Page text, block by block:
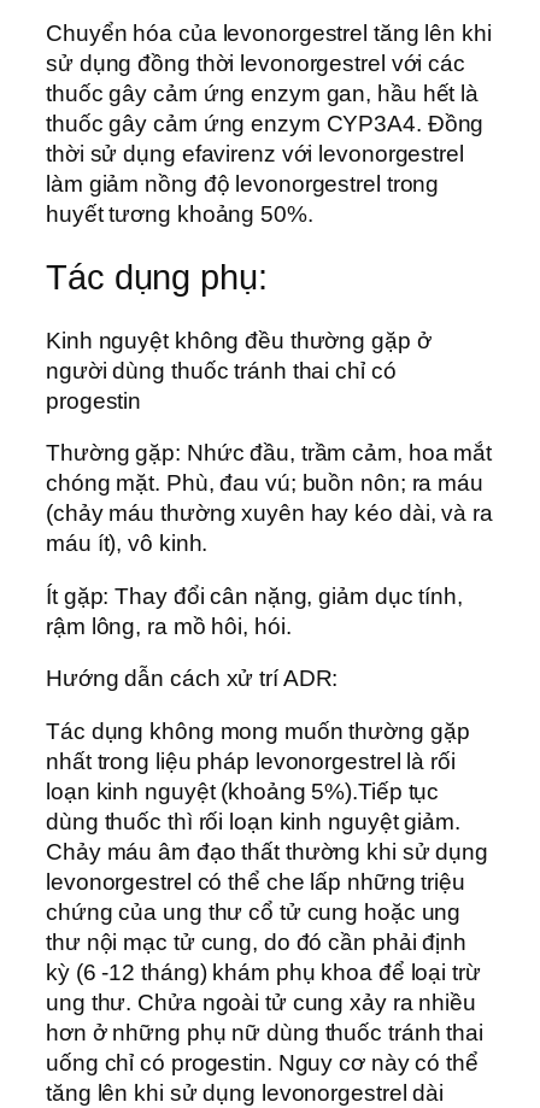
Chuyển hóa của levonorgestrel tăng lên khi
sử dụng đồng thời levonorgestrel với các
thuốc gây cảm ứng enzym gan, hầu hết là
thuốc gây cảm ứng enzym CYP3A4. Đồng
thời sử dụng efavirenz với levonorgestrel
làm giảm nồng độ levonorgestrel trong
huyết tương khoảng 50%.
Tác dụng phụ:
Kinh nguyệt không đều thường gặp ở
người dùng thuốc tránh thai chỉ có
progestin
Thường gặp: Nhức đầu, trầm cảm, hoa mắt
chóng mặt. Phù, đau vú; buồn nôn; ra máu
(chảy máu thường xuyên hay kéo dài, và ra
máu ít), vô kinh.
Ít gặp: Thay đổi cân nặng, giảm dục tính,
rậm lông, ra mồ hôi, hói.
Hướng dẫn cách xử trí ADR:
Tác dụng không mong muốn thường gặp
nhất trong liệu pháp levonorgestrel là rối
loạn kinh nguyệt (khoảng 5%).Tiếp tục
dùng thuốc thì rối loạn kinh nguyệt giảm.
Chảy máu âm đạo thất thường khi sử dụng
levonorgestrel có thể che lấp những triệu
chứng của ung thư cổ tử cung hoặc ung
thư nội mạc tử cung, do đó cần phải định
kỳ (6 -12 tháng) khám phụ khoa để loại trừ
ung thư. Chửa ngoài tử cung xảy ra nhiều
hơn ở những phụ nữ dùng thuốc tránh thai
uống chỉ có progestin. Nguy cơ này có thể
tăng lên khi sử dụng levonorgestrel dài